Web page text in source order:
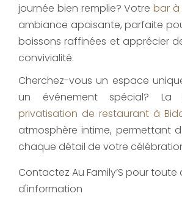
journée bien remplie? Votre bar à
ambiance apaisante, parfaite
boissons raffinées et apprécier
convivialité.
Cherchez-vous un espace
un événement spécial? La
privatisation de restaurant à
atmosphère intime, permettant
chaque détail de votre
Contactez Au Family’S pour
d'information